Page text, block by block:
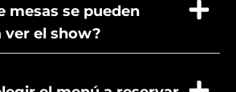
mesas se pueden
ver el show?